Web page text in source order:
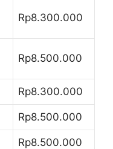
Rp8.300.000
Rp8.500.000
Rp8.300.000
Rp8.500.000
Rp8.500.000